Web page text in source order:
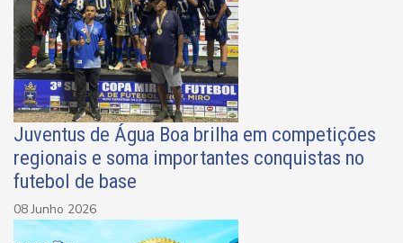
Juventus de Água Boa brilha em competições
regionais e soma importantes conquistas no
futebol de base
08 Junho 2026